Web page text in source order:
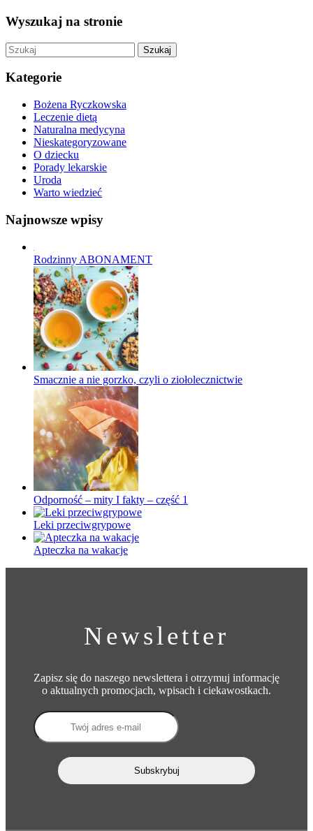
Wyszukaj na stronie
Szukaj
Kategorie
Bożena Ryczkowska
Leczenie dietą
Naturalna medycyna
Nieskategoryzowane
O dziecku
Porady lekarskie
Uroda
Warto wiedzieć
Najnowsze wpisy
Rodzinny ABONAMENT
Smacznie a nie gorzko, czyli o ziołolecznictwie
Odporność – mity I fakty – część 1
Leki przeciwgrypowe
Apteczka na wakacje
Newsletter
Zapisz się do naszego newslettera i otrzymuj informację
o aktualnych promocjach, wpisach i ciekawostkach.